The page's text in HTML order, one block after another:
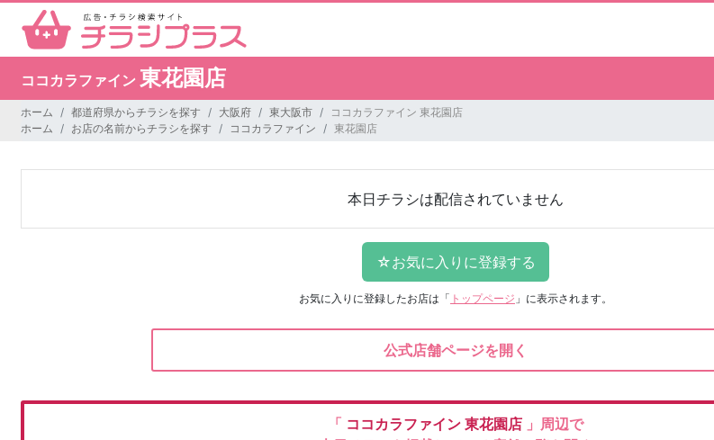
ココカラファイン 東花園店
ホーム 都道府県からチラシを探す 大阪府 東大阪市
ココカラファイン 東花園店
ホーム
お店の名前からチラシを探す ココカラファイン 東花園店
本日チラシは配信されていません
お気に入りに登録したお店は 「 トップページ 」に表示されます。
公式店舗ページを開く
「 ココカラファイン 東花園店 」周辺で